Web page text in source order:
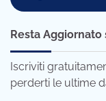
Resta
Iscriviti
perderti le ultime